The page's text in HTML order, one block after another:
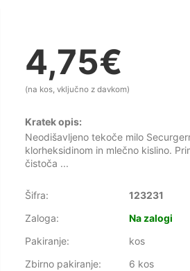
4,75€
(na kos, vključno z davkom)
Kratek opis:
Neodišavljeno tekoče milo
klorheksidinom in mlečno kislino.
čistoča ...
Šifra:
123231
Zaloga:
Na zalogi
Pakiranje:
kos
Zbirno pakiranje:
6 kos